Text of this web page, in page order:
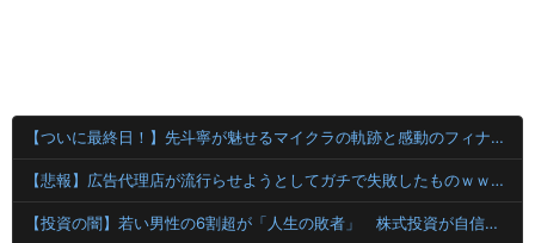
【ついに最終日！】先斗寧が魅せるマイクラの軌跡と感動のフィナーレ！
【悲報】広告代理店が流行らせようとしてガチで失敗したものｗｗｗｗｗｗｗｗｗｗｗｗｗｗｗｗｗｗｗｗ
【投資の闇】若い男性の6割超が「人生の敗者」 株式投資が自信喪失の原因に